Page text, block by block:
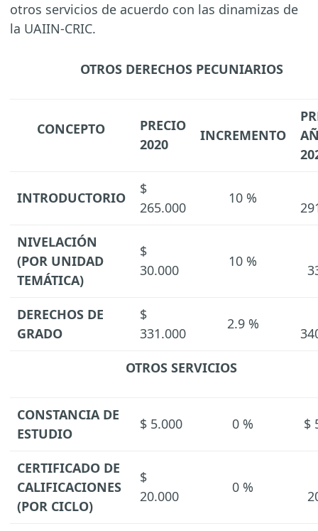
otros servicios de acuerdo con las dinamizas de
la UAIIN-CRIC.
OTROS DERECHOS PECUNIARIOS
CONCEPTO
PRECIO
2020
INCREMENTO
INTRODUCTORIO
$
265.000
10 %
NIVELACIÓN
(POR UNIDAD
TEMÁTICA)
$
30.000
10 %
DERECHOS DE
GRADO
$
331.000
2.9 %
OTROS SERVICIOS
CONSTANCIA DE
ESTUDIO
$ 5.000 0 % $
CERTIFICADO DE
CALIFICACIONES
(POR CICLO)
$
20.000
0 %